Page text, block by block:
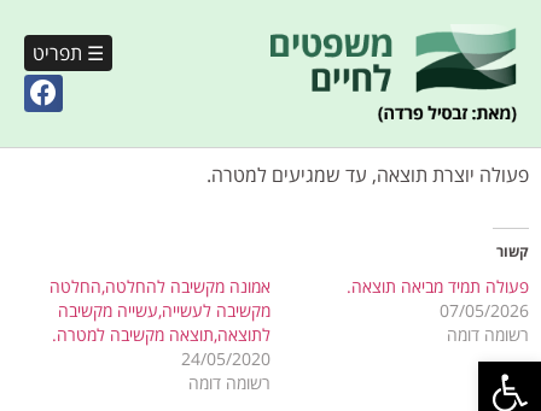
פתח סרגל נגישות
☰ תפריט
פעולה יוצרת תוצאה, עד שמגיעים למטרה.
קשור
פעולה תמיד מביאה תוצאה.
07/05/2026
רשומה דומה
אמונה מקשיבה להחלטה,החלטה
מקשיבה לעשייה,עשייה מקשיבה
לתוצאה,תוצאה מקשיבה למטרה.
24/05/2020
רשומה דומה